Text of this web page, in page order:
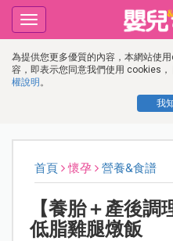
為提供您更多優質的內容，本網站使
容，即表示您同意我們使用 cookies
權說明 。
我
Toggle
navigation
首頁 懷孕 營養&食譜
【養胎＋產後調
低脂雞腿燉飯